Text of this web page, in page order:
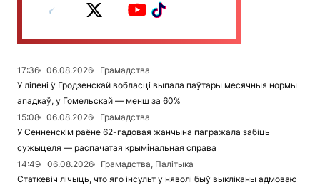
17:36 06.08.2026
Грамадства
У ліпені ў Гродзенскай вобласці выпала паўтары месячныя нормы
ападкаў, у Гомельскай — менш за 60%
15:08
06.08.2026
Грамадства
У Сенненскім раёне 62-гадовая жанчына пагражала забіць
сужыцеля — распачатая крымінальная справа
14:49
06.08.2026
Грамадства, Палітыка
Статкевіч лічыць, что яго інсульт у няволі быў выкліканы адмоваю